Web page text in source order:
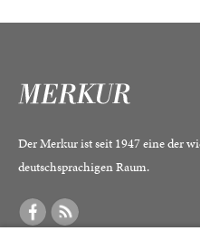
Der Merkur ist seit 1947 eine der
deutschsprachigen Raum.